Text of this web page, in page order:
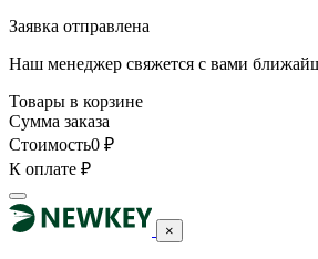
Заявка отправлена
Наш менеджер свяжется с вами
Товары в корзине
Сумма заказа
Стоимость0 ₽
К оплате ₽
×